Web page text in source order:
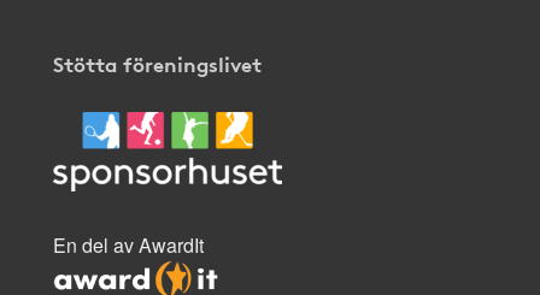
Stötta föreningslivet
En del av AwardIt